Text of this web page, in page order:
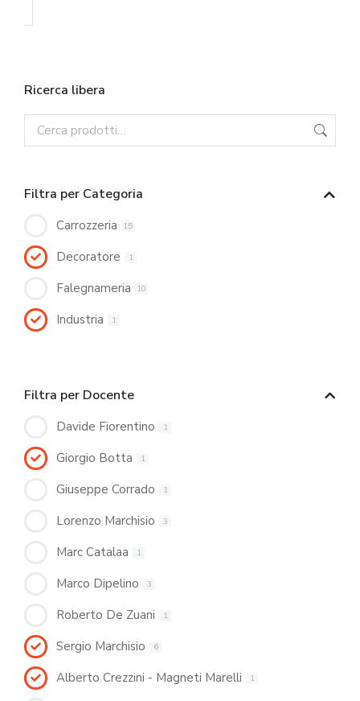
Ricerca libera
Filtra per Categoria
Carrozzeria 15
Decoratore 1
Falegnameria 10
Industria 1
Filtra per Docente
Davide Fiorentino 1
Giorgio Botta 1
Giuseppe Corrado 1
Lorenzo Marchisio 3
Marc Catalaa 1
Marco Dipelino 3
Roberto De Zuani 1
Sergio Marchisio 6
Alberto Crezzini - Magneti Marelli 1